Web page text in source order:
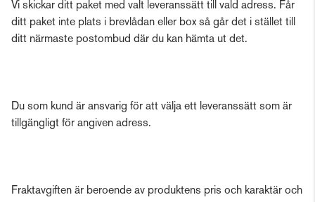
Vi skickar ditt paket med valt leveranssätt till vald adress. Får
ditt paket inte plats i brevlådan eller box så går det i stället till
ditt närmaste postombud där du kan hämta ut det.
Du som kund är ansvarig för att välja ett leveranssätt som är
tillgängligt för angiven adress.
Fraktavgiften är beroende av produktens pris och karaktär och